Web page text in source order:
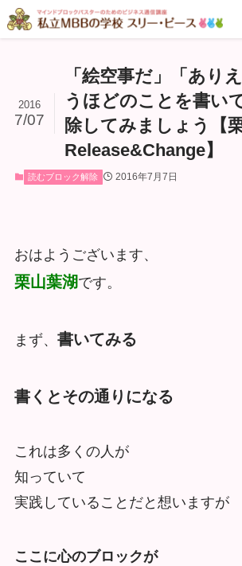
「絵空事だ」「あり
うほどのことを書い
除してみましょう【
Release&Change】
2016
7/07
読むブロック解除 2016年7月7日
おはようございます、
栗山葉湖です。
まず、 書いてみる
書くとその通りになる
これは多くの人が
知っていて
実践していることだと想いますが
ここに心のブロックが